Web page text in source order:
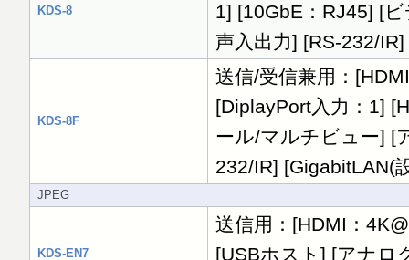
KDS-8
1] [10GbE：RJ45] [
声入出力] [RS-232/
KDS-8F
送信/受信兼用：
[DiplayPort入力：1]
ール/マルチビュー] [
232/IR] [GigabitLAN(
JPEG
KDS-EN7
送信用：[HDMI：
[USBホスト] [アナロ